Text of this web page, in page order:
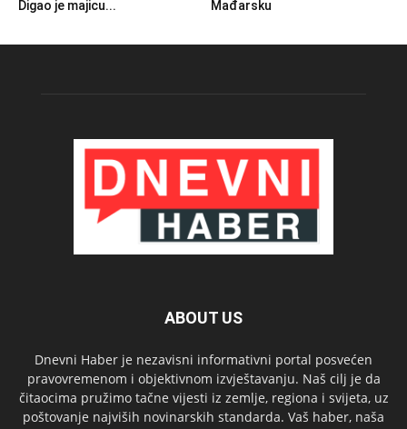
Digao je majicu...
Mađarsku
ABOUT US
Dnevni Haber je nezavisni informativni portal posvećen
pravovremenom i objektivnom izvještavanju. Naš cilj je da
čitaocima pružimo tačne vijesti iz zemlje, regiona i svijeta, uz
poštovanje najviših novinarskih standarda. Vaš haber, naša